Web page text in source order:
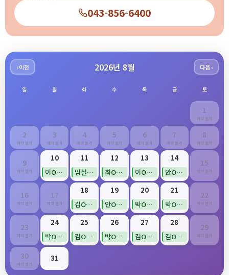
043-856-6400
‹ 이전 2026년 8월 다음 ›
일 월 화 수 목 금 토
1
예약 불가
2
예약 불가
3
예약 불가
4
예약 불가
5
예약 불가
6
예약 불가
7
예약 불가
8
예약 불가
9
예약 불가
10
이O순(확정)
11
임실(확정)
12
최O영(확정)
13
이O순(확정)
14
안O희(확정)
15
예약 불가
16
예약 불가
17
예약 불가
18
김O경(확정)
19
안O희(확정)
20
박O영(확정)
21
박O영(확정)
22
예약 불가
23
예약 불가
24
박O정(확정)
25
김O경(확정)
26
박O정(확정)
27
김O리(확정)
28
김O희(확정)
29
예약 불가
30
예약 불가
31